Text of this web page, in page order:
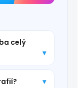
celý